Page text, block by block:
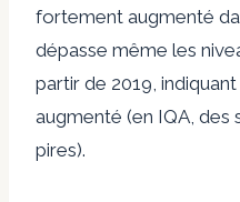
fortement augmenté
dépasse même les
partir de 2019,
augmenté (en IQA,
pires).